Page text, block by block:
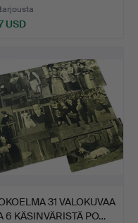
USD
31 VALOKUVAA
6 KÄSINVÄRISTÄ PO…